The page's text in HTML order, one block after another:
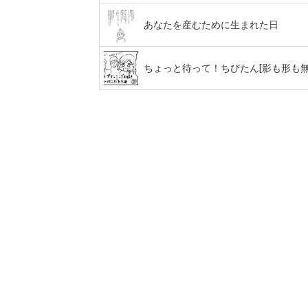
あなたを産むために生まれた日
ちょっと待って！ちびたん[影も形も